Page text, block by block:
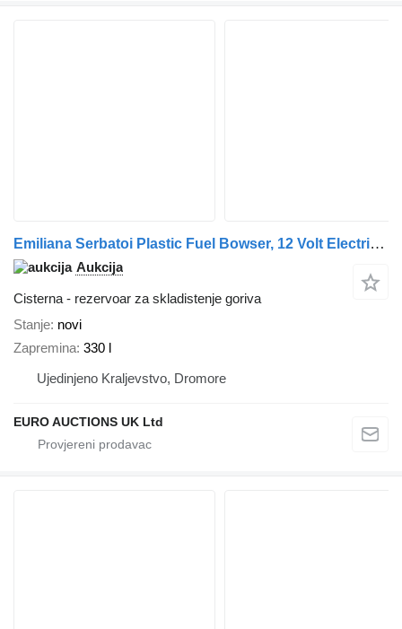
Emiliana Serbatoi Plastic Fuel Bowser, 12 Volt Electric Pump
Aukcija
Cisterna - rezervoar za skladistenje goriva
Stanje novi
Zapremina 330 l
Ujedinjeno Kraljevstvo, Dromore
EURO AUCTIONS UK Ltd